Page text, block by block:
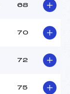
68
70
72
75